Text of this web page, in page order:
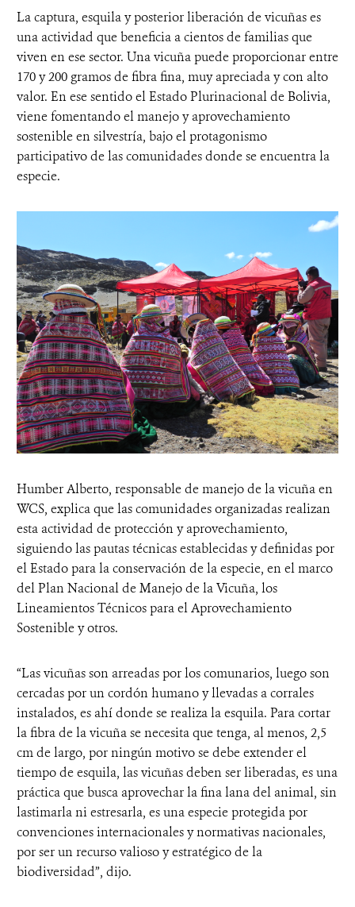
La captura, esquila y posterior liberación de vicuñas es
una actividad que beneficia a cientos de familias que
viven en ese sector. Una vicuña puede proporcionar entre
170 y 200 gramos de fibra fina, muy apreciada y con alto
valor. En ese sentido el Estado Plurinacional de Bolivia,
viene fomentando el manejo y aprovechamiento
sostenible en silvestría, bajo el protagonismo
participativo de las comunidades donde se encuentra la
especie.
Humber Alberto, responsable de manejo de la vicuña en
WCS, explica que las comunidades organizadas realizan
esta actividad de protección y aprovechamiento,
siguiendo las pautas técnicas establecidas y definidas por
el Estado para la conservación de la especie, en el marco
del Plan Nacional de Manejo de la Vicuña, los
Lineamientos Técnicos para el Aprovechamiento
Sostenible y otros.
“Las vicuñas son arreadas por los comunarios, luego son
cercadas por un cordón humano y llevadas a corrales
instalados, es ahí donde se realiza la esquila. Para cortar
la fibra de la vicuña se necesita que tenga, al menos, 2,5
cm de largo, por ningún motivo se debe extender el
tiempo de esquila, las vicuñas deben ser liberadas, es una
práctica que busca aprovechar la fina lana del animal, sin
lastimarla ni estresarla, es una especie protegida por
convenciones internacionales y normativas nacionales,
por ser un recurso valioso y estratégico de la
biodiversidad”, dijo.